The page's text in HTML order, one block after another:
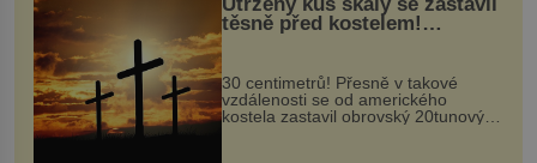
těsně před kostelem!
Ochránila ho boží síla?
30 centimetrů! Přesně v takové
vzdálenosti se od amerického
kostela zastavil obrovský 20tunový